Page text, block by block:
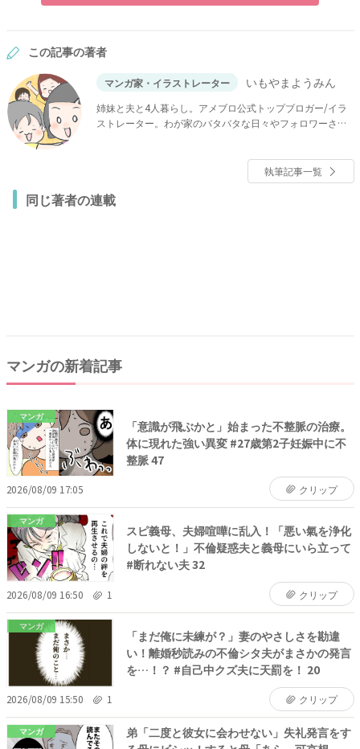
この記事の著者
マンガ家・イラストレーター いもやまようみん
姉妹と夫と4人暮らし。アメブロ公式トップブロガー/イラ
ストレーター。わが家のバタバタな日々やフォロワーさん
執筆記事一覧
同じ著者の連載
マンガの新着記事
マンガ
「意識が飛ぶかと」始まった不整脈の治療。
体に現れた強い異変 #27歳第2子妊娠中に不
整脈 47
2026/08/09 17:05 クリップ
マンガ
スピ義母、夫婦喧嘩に乱入！「悪い氣を浄化
しないと！」不倫疑惑夫と義母にいら立って
#断れない夫 32
2026/08/09 16:50 1 クリップ
マンガ
「まだ俺に未練が？」妻のやさしさを勘違
い！離婚秒読みの不倫シタ夫がまさかの発言
を…！？ #自己中クズ夫に天罰を！ 20
2026/08/09 15:50 1 クリップ
マンガ
弟「二度と彼女に会わせない」失礼発言をす